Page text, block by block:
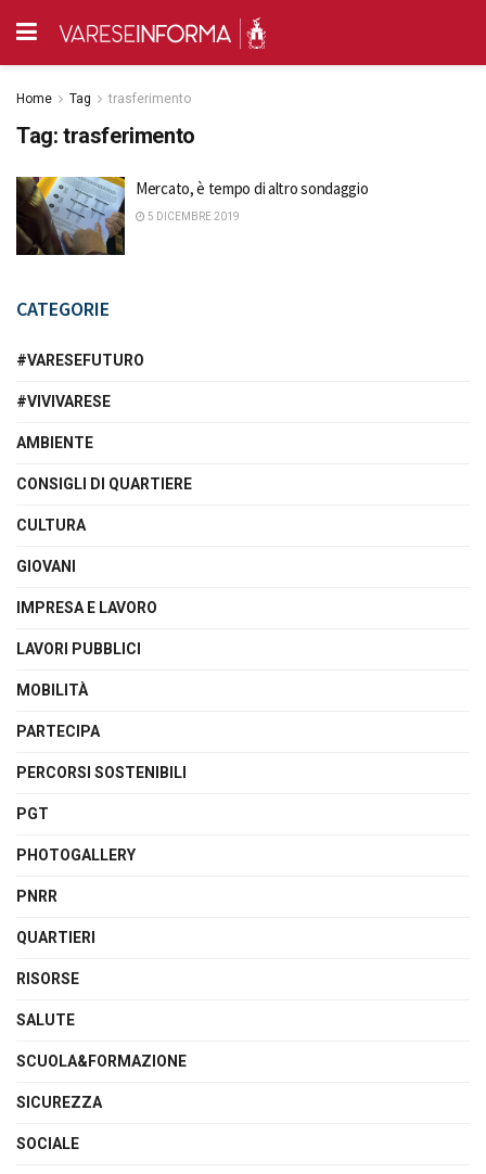
Home Tag trasferimento
Tag: trasferimento
Mercato, è tempo di altro sondaggio
5 DICEMBRE 2019
CATEGORIE
#VARESEFUTURO
#VIVIVARESE
AMBIENTE
CONSIGLI DI QUARTIERE
CULTURA
GIOVANI
IMPRESA E LAVORO
LAVORI PUBBLICI
MOBILITÀ
PARTECIPA
PERCORSI SOSTENIBILI
PGT
PHOTOGALLERY
PNRR
QUARTIERI
RISORSE
SALUTE
SCUOLA&FORMAZIONE
SICUREZZA
SOCIALE